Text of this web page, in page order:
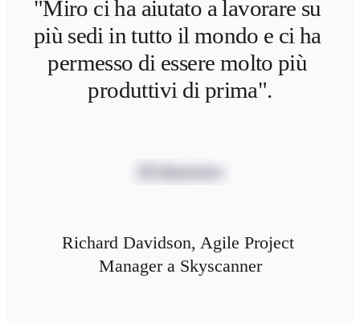
"Miro ci ha aiutato a lavorare su
più sedi in tutto il mondo e ci ha
permesso di essere molto più
produttivi di prima".
Richard Davidson, Agile Project
Manager a Skyscanner